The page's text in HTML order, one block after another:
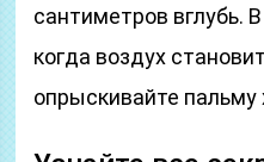
сантиметров вглубь.
когда воздух
опрыскивайте пальму